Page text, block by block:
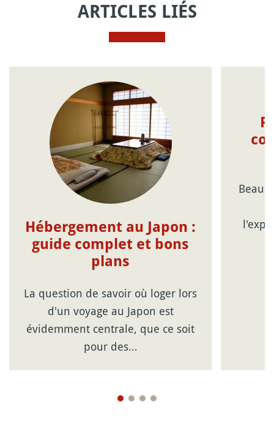
ARTICLES LIÉS
Hébergement au Japon :
guide complet et bons
plans
La question de savoir où loger lors
d'un voyage au Japon est
évidemment centrale, que ce soit
pour des…